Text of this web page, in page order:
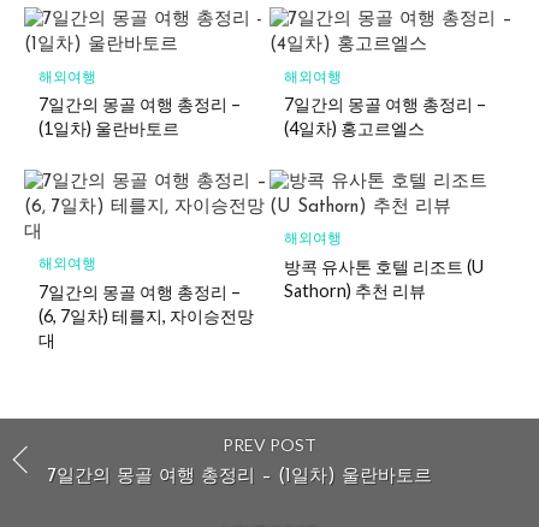
해외여행
7일간의 몽골 여행 총정리 –
(1일차) 울란바토르
해외여행
7일간의 몽골 여행 총정리 –
(4일차) 홍고르엘스
해외여행
7일간의 몽골 여행 총정리 –
(6, 7일차) 테를지, 자이승전망
대
해외여행
방콕 유사톤 호텔 리조트 (U
Sathorn) 추천 리뷰
PREV POST
7일간의 몽골 여행 총정리 – (1일차) 울란바토르